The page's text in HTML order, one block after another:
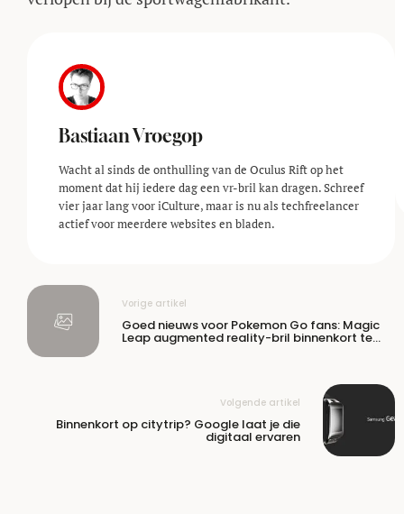
Bastiaan Vroegop
Wacht al sinds de onthulling van de Oculus Rift op het
moment dat hij iedere dag een vr-bril kan dragen. Schreef
vier jaar lang voor iCulture, maar is nu als techfreelancer
actief voor meerdere websites en bladen.
Vorige artikel
Goed nieuws voor Pokemon Go fans: Magic
Leap augmented reality-bril binnenkort te
Volgende artikel
Binnenkort op citytrip? Google laat je die
digitaal ervaren